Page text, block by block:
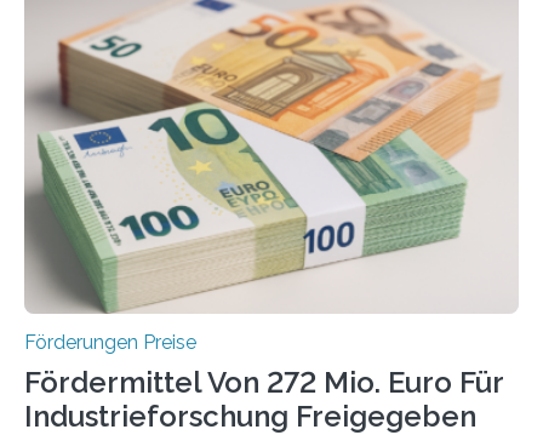
Förderungen Preise
Fördermittel Von 272 Mio. Euro Für
Industrieforschung Freigegeben